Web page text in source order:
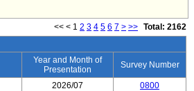
<< < 1 2 3 4 5 6 7 > >> Total: 2162
Year and Month of
Presentation
Survey Number
2026/07 0800